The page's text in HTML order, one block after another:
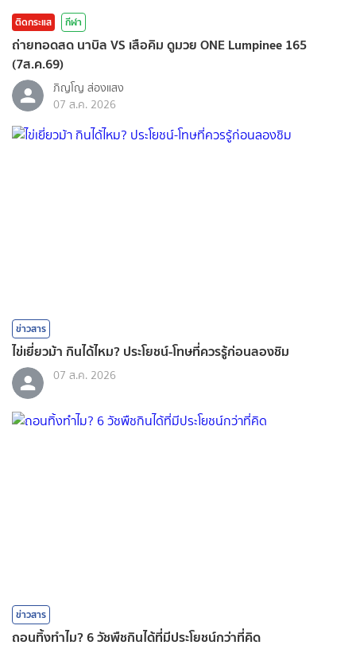
ติดกระแส กีฬา
ถ่ายทอดสด นาบิล VS เสือคิม ดูมวย ONE Lumpinee 165
(7ส.ค.69)
ภิญโญ ส่องแสง
07 ส.ค. 2026
ข่าวสาร
ไข่เยี่ยวม้า กินได้ไหม? ประโยชน์-โทษที่ควรรู้ก่อนลองชิม
07 ส.ค. 2026
ข่าวสาร
ถอนทิ้งทำไม? 6 วัชพืชกินได้ที่มีประโยชน์กว่าที่คิด